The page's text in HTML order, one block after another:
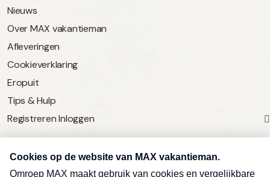
Nieuws
Over MAX vakantieman
Afleveringen
Cookieverklaring
Eropuit
Tips & Hulp
Registreren Inloggen
SERVICE